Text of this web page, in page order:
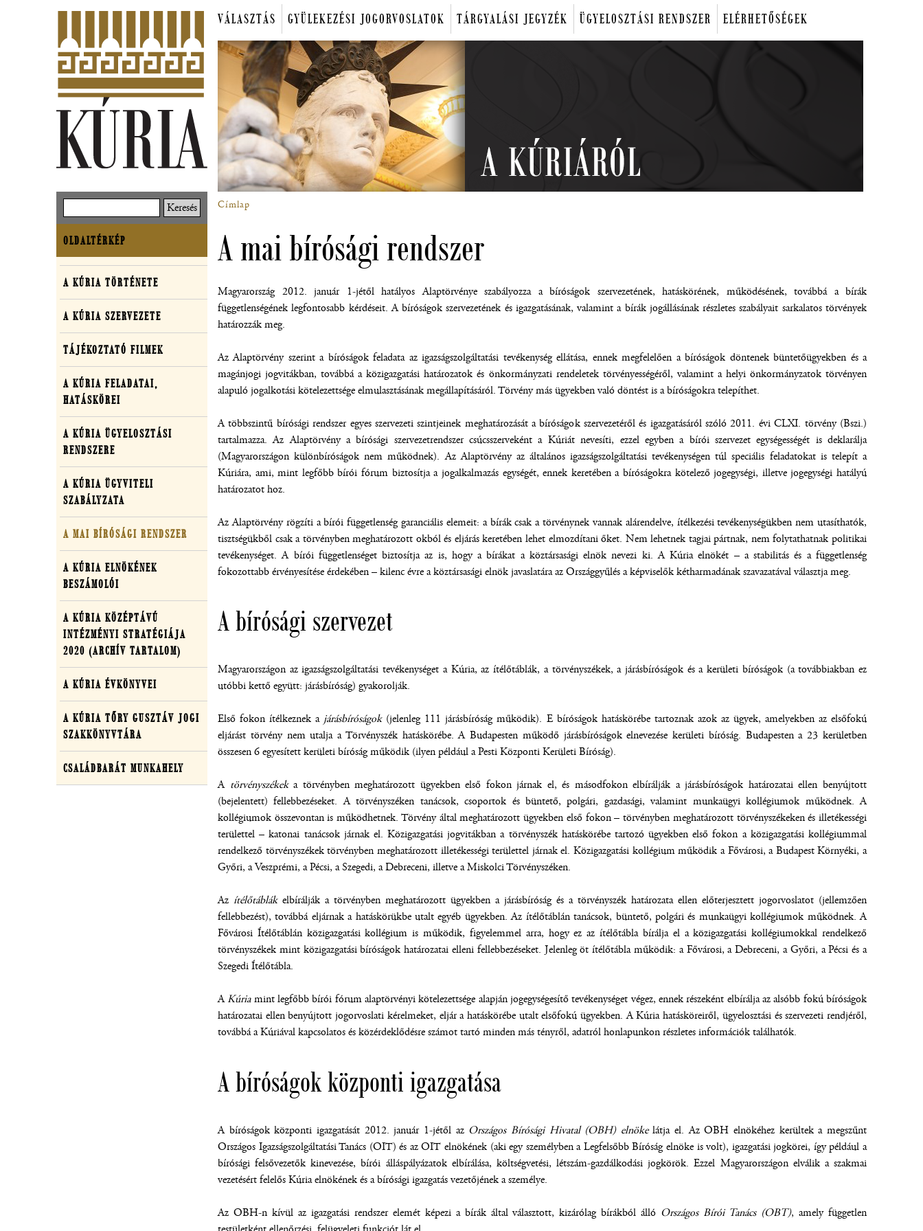
Főmenü
VÁLASZTÁS GYÜLEKEZÉSI JOGORVOSLATOK TÁRGYALÁSI JEGYZÉK ÜGYELOSZTÁSI RENDSZER ELÉRHETŐSÉGEK
Morzsa
Címlap
A mai bírósági rendszer
Magyarország 2012. január 1-jétől hatályos Alaptörvénye szabályozza a bíróságok szervezetének, hatáskörének, működésének, továbbá a bírák
függetlenségének legfontosabb kérdéseit. A bíróságok szervezetének és igazgatásának, valamint a bírák jogállásának részletes szabályait sarkalatos törvények
határozzák meg.
Az Alaptörvény szerint a bíróságok feladata az igazságszolgáltatási tevékenység ellátása, ennek megfelelően a bíróságok döntenek büntetőügyekben és a
magánjogi jogvitákban, továbbá a közigazgatási határozatok és önkormányzati rendeletek törvényességéről, valamint a helyi önkormányzatok törvényen
alapuló jogalkotási kötelezettsége elmulasztásának megállapításáról. Törvény más ügyekben való döntést is a bíróságokra telepíthet.
A többszintű bírósági rendszer egyes szervezeti szintjeinek meghatározását a bíróságok szervezetéről és igazgatásáról szóló 2011. évi CLXI. törvény (Bszi.)
tartalmazza. Az Alaptörvény a bírósági szervezetrendszer csúcsszerveként a Kúriát nevesíti, ezzel egyben a bírói szervezet egységességét is deklarálja
(Magyarországon különbíróságok nem működnek). Az Alaptörvény az általános igazságszolgáltatási tevékenységen túl speciális feladatokat is telepít a
Kúriára, ami, mint legfőbb bírói fórum biztosítja a jogalkalmazás egységét, ennek keretében a bíróságokra kötelező jogegységi, illetve jogegységi hatályú
határozatot hoz.
Az Alaptörvény rögzíti a bírói függetlenség garanciális elemeit: a bírák csak a törvénynek vannak alárendelve, ítélkezési tevékenységükben nem utasíthatók,
tisztségükből csak a törvényben meghatározott okból és eljárás keretében lehet elmozdítani őket. Nem lehetnek tagjai pártnak, nem folytathatnak politikai
tevékenységet. A bírói függetlenséget biztosítja az is, hogy a bírákat a köztársasági elnök nevezi ki. A Kúria elnökét – a stabilitás és a függetlenség
fokozottabb érvényesítése érdekében – kilenc évre a köztársasági elnök javaslatára az Országgyűlés a képviselők kétharmadának szavazatával választja meg.
A bírósági szervezet
Magyarországon az igazságszolgáltatási tevékenységet a Kúria, az ítélőtáblák, a törvényszékek, a járásbíróságok és a kerületi bíróságok (a továbbiakban ez
utóbbi kettő együtt: járásbíróság) gyakorolják.
Első fokon ítélkeznek a járásbíróságok (jelenleg 111 járásbíróság működik). E bíróságok hatáskörébe tartoznak azok az ügyek, amelyekben az elsőfokú
eljárást törvény nem utalja a Törvényszék hatáskörébe. A Budapesten működő járásbíróságok elnevezése kerületi bíróság. Budapesten a 23 kerületben
összesen 6 egyesített kerületi bíróság működik (ilyen például a Pesti Központi Kerületi Bíróság).
A törvényszékeka törvényben meghatározott ügyekben első fokon járnak el, és másodfokon elbírálják a járásbíróságok határozatai ellen benyújtott
(bejelentett) fellebbezéseket. A törvényszéken tanácsok, csoportok és büntető, polgári, gazdasági, valamint munkaügyi kollégiumok működnek. A
kollégiumok összevontan is működhetnek. Törvény által meghatározott ügyekben első fokon – törvényben meghatározott törvényszékeken és illetékességi
területtel – katonai tanácsok járnak el. Közigazgatási jogvitákban a törvényszék hatáskörébe tartozó ügyekben első fokon a közigazgatási kollégiummal
rendelkező törvényszékek törvényben meghatározott illetékességi területtel járnak el. Közigazgatási kollégium működik a Fővárosi, a Budapest Környéki, a
Győri, a Veszprémi, a Pécsi, a Szegedi, a Debreceni, illetve a Miskolci Törvényszéken.
Az ítélőtáblákelbírálják a törvényben meghatározott ügyekben a járásbíróság és a törvényszék határozata ellen előterjesztett jogorvoslatot (jellemzően
fellebbezést), továbbá eljárnak a hatáskörükbe utalt egyéb ügyekben. Az ítélőtáblán tanácsok, büntető, polgári és munkaügyi kollégiumok működnek. A
Fővárosi Ítélőtáblán közigazgatási kollégium is működik, figyelemmel arra, hogy ez az ítélőtábla bírálja el a közigazgatási kollégiumokkal rendelkező
törvényszékek mint közigazgatási bíróságok határozatai elleni fellebbezéseket. Jelenleg öt ítélőtábla működik: a Fővárosi, a Debreceni, a Győri, a Pécsi és a
Szegedi Ítélőtábla.
AKúriamint legfőbb bírói fórum alaptörvényi kötelezettsége alapján jogegységesítő tevékenységet végez, ennek részeként elbírálja az alsóbb fokú bíróságok
határozatai ellen benyújtott jogorvoslati kérelmeket, eljár a hatáskörébe utalt elsőfokú ügyekben. A Kúria hatásköreiről, ügyelosztási és szervezeti rendjéről,
továbbá a Kúriával kapcsolatos és közérdeklődésre számot tartó minden más tényről, adatról honlapunkon részletes információk találhatók.
A bíróságok központi igazgatása
A bíróságok központi igazgatását 2012. január 1-jétől az Országos Bírósági Hivatal (OBH) elnökelátja el. Az OBH elnökéhez kerültek a megszűnt
Országos Igazságszolgáltatási Tanács (OIT) és az OIT elnökének (aki egy személyben a Legfelsőbb Bíróság elnöke is volt), igazgatási jogkörei, így például a
bírósági felsővezetők kinevezése, bírói álláspályázatok elbírálása, költségvetési, létszám-gazdálkodási jogkörök. Ezzel Magyarországon elválik a szakmai
vezetésért felelős Kúria elnökének és a bírósági igazgatás vezetőjének a személye.
Az OBH-n kívül az igazgatási rendszer elemét képezi a bírák által választott, kizárólag bírákból álló Országos Bírói Tanács (OBT), amely független
Oldaltérkép
OLDALTÉRKÉP
A
Kúriáról
A KÚRIA TÖRTÉNETE
A KÚRIA SZERVEZETE
TÁJÉKOZTATÓ FILMEK
A KÚRIA FELADATAI,
HATÁSKÖREI
A KÚRIA ÜGYELOSZTÁSI
RENDSZERE
A KÚRIA ÜGYVITELI
SZABÁLYZATA
(ÚJ ABLAKBAN NYÍLIK MEG)
A MAI BÍRÓSÁGI RENDSZER
A KÚRIA ELNÖKÉNEK
BESZÁMOLÓI
A KÚRIA KÖZÉPTÁVÚ
INTÉZMÉNYI STRATÉGIÁJA
2020 (ARCHÍV TARTALOM)
(ÚJ ABLAKBAN NYÍLIK MEG)
A KÚRIA ÉVKÖNYVEI
A KÚRIA TŐRY GUSZTÁV JOGI
SZAKKÖNYVTÁRA
CSALÁDBARÁT MUNKAHELY